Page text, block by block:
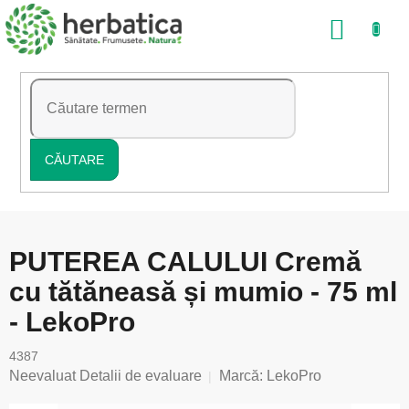
Treci
la
conținut
CĂUTARE
COŞ
PUTEREA CALULUI Cremă
cu tătăneasă și mumio - 75 ml
- LekoPro
4387
Evaluarea
Neevaluat Detalii de evaluare Marcă: LekoPro